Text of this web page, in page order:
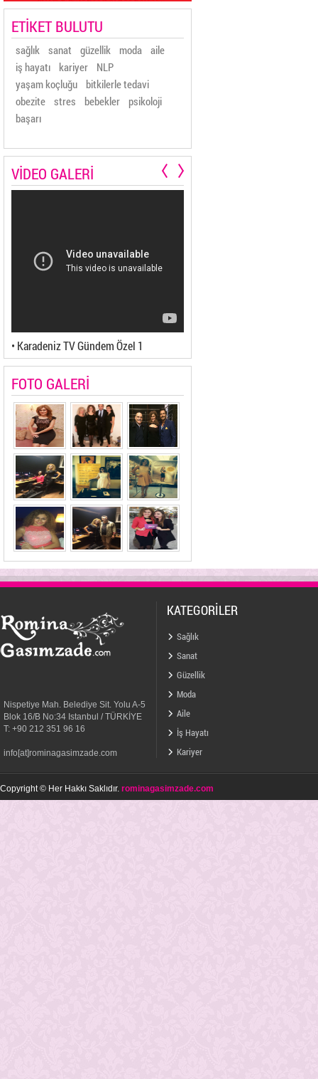
ETİKET BULUTU
sağlık sanat güzellik moda aile
iş hayatı
kariyer
NLP
yaşam koçluğu
bitkilerle tedavi
obezite stres bebekler
psikoloji
başarı
VİDEO GALERİ
• Karadeniz TV Gündem Özel 1
FOTO GALERİ
Nispetiye Mah. Belediye Sit. Yolu A-5
Blok 16/B No:34 Istanbul / TÜRKİYE
T: +90 212 351 96 16
info[at]rominagasimzade.com
KATEGORİLER
Sağlık
Sanat
Güzellik
Moda
Aile
İş Hayatı
Kariyer
Copyright © Her Hakkı Saklıdır. rominagasimzade.com